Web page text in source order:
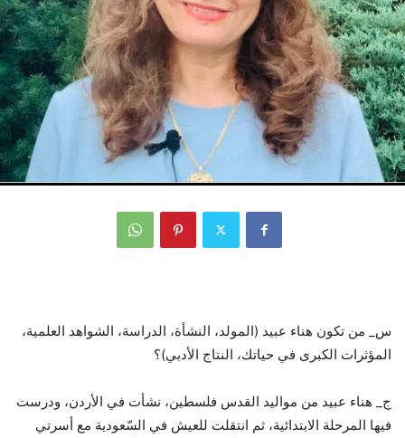
س_ من تكون هناء عبيد (المولد، النشأة، الدراسة، الشواهد العلمية،
المؤثرات الكبرى في حياتك، النتاج الأدبي)؟
ج_ هناء عبيد من مواليد القدس فلسطين، نشأت في الأردن، ودرست
فيها المرحلة الابتدائية، ثم انتقلت للعيش في السّعودية مع أسرتي